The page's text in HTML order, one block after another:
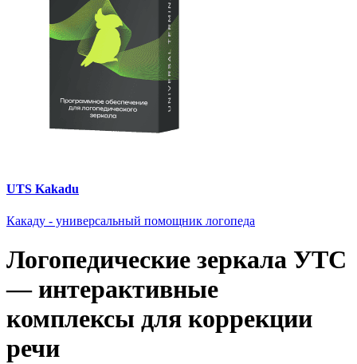
UTS Kakadu
Какаду - универсальный помощник логопеда
Логопедические зеркала УТС
— интерактивные
комплексы для коррекции
речи